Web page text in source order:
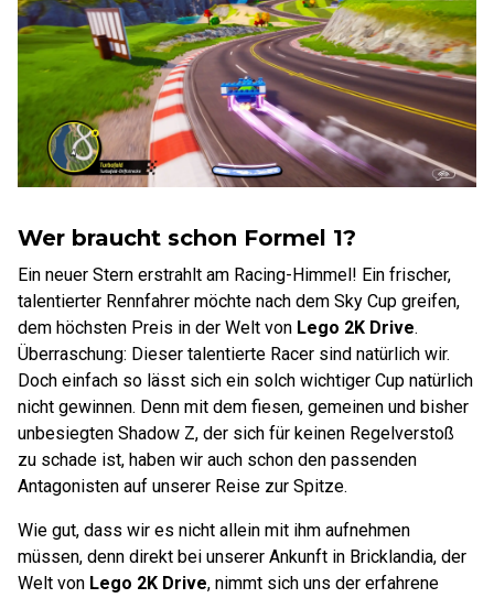
Wer braucht schon Formel 1?
Ein neuer Stern erstrahlt am Racing-Himmel! Ein frischer,
talentierter Rennfahrer möchte nach dem Sky Cup greifen,
dem höchsten Preis in der Welt von Lego 2K Drive.
Überraschung: Dieser talentierte Racer sind natürlich wir.
Doch einfach so lässt sich ein solch wichtiger Cup natürlich
nicht gewinnen. Denn mit dem fiesen, gemeinen und bisher
unbesiegten Shadow Z, der sich für keinen Regelverstoß
zu schade ist, haben wir auch schon den passenden
Antagonisten auf unserer Reise zur Spitze.
Wie gut, dass wir es nicht allein mit ihm aufnehmen
müssen, denn direkt bei unserer Ankunft in Bricklandia, der
Welt von Lego 2K Drive, nimmt sich uns der erfahrene